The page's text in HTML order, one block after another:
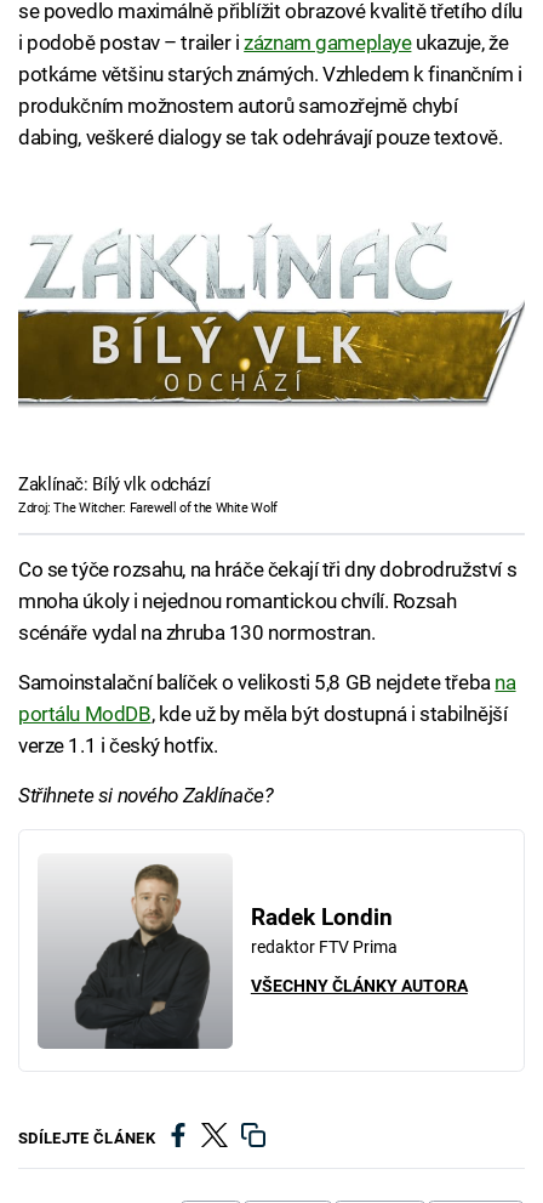
se povedlo maximálně přiblížit obrazové kvalitě třetího dílu
i podobě postav – trailer izáznam gameplayeukazuje, že
potkáme většinu starých známých. Vzhledem k finančním i
produkčním možnostem autorů samozřejmě chybí
dabing, veškeré dialogy se tak odehrávají pouze textově.
Zaklínač: Bílý vlk odchází
Zdroj: The Witcher: Farewell of the White Wolf
Co se týče rozsahu, na hráče čekají tři dny dobrodružství s
mnoha úkoly i nejednou romantickou chvílí. Rozsah
scénáře vydal na zhruba 130 normostran.
Samoinstalační balíček o velikosti 5,8 GB nejdete třeba na
portálu ModDB, kde už by měla být dostupná i stabilnější
verze 1.1 i český hotfix.
Střihnete si nového Zaklínače?
Radek Londin
redaktor FTV Prima
VŠECHNY ČLÁNKY AUTORA
SDÍLEJTE ČLÁNEK